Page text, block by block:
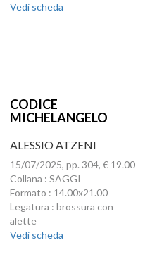
Vedi scheda
CODICE
MICHELANGELO
ALESSIO ATZENI
15/07/2025, pp. 304, € 19.00
Collana : SAGGI
Formato : 14.00x21.00
Legatura : brossura con
alette
Vedi scheda